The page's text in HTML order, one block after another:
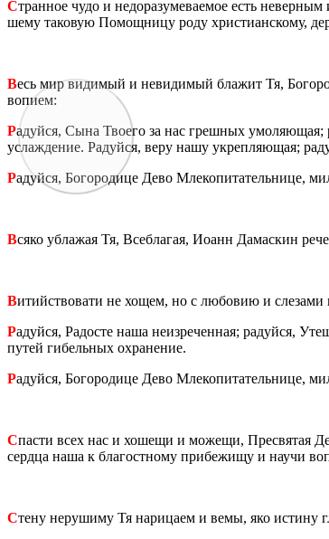
Стран­ное чудо и недо­ра­зу­ме­ва­е­мое есть
ше­му та­ко­вую По­мощ­ни­цу роду хри­сти­ан­ско­му,
Весь мир ви­ди­мый и неви­ди­мый бла­жит Тя,
во­пи­ем:
Радуй­ся, Сына Тво­е­го за нас греш­ных умо­ля­ю­щая;
услаж­де­ние. Ра­дуй­ся, веру нашу укреп­ля­ю­щая;
Радуй­ся, Бо­го­ро­ди­це Дево Мле­ко­пи­та­тель­ни­це,
Всяко убла­жая Тя, Все­б­ла­гая, Иоанн Да­мас­кин
Витий­ство­ва­ти не хощем, но с лю­бо­вию и
Радуй­ся, Ра­до­сте наша неиз­ре­чен­ная; ра­дуй­ся,
путей ги­бель­ных охра­не­ние.
Радуй­ся, Бо­го­ро­ди­це Дево Мле­ко­пи­та­тель­ни­це,
Спасти всех нас и хо­ше­щи и мо­же­щи, Пре­свя­тая
серд­ца наша к бла­гост­но­му при­бе­жи­щу и научи
Стену неру­ши­му Тя на­ри­ца­ем и вемы, яко ис­ти­ну